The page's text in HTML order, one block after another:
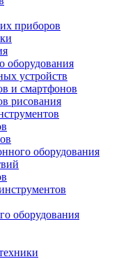
приборов
оборудования
устройств
и смартфонов
рисования
оборудования
оборудования